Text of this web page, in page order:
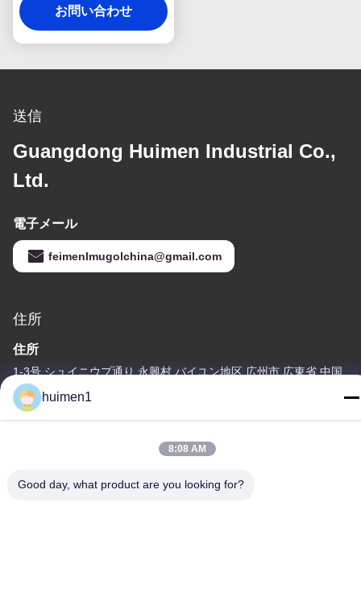
る高強度ゴムで構築.
お問い合わせ
送信
Guangdong Huimen Industrial Co.,
Ltd.
電子メール
feimenlmugolchina@gmail.com
住所
住所
1-3号 シュイニウプ通り 永興村 バイユン地区 広州市 広東省 中国
Tel
86-18929562701
huimen1
8:08 AM
Good day, what product are you looking for?